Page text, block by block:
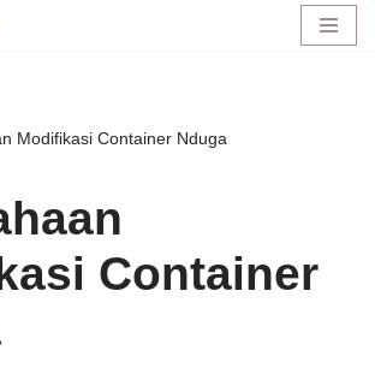
Modifikasi Container Nduga
Container